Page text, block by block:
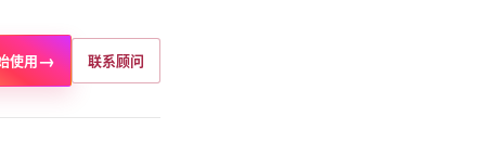
使用→ 联系顾问